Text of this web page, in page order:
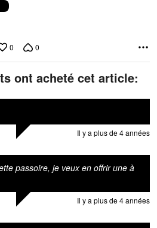
0 0
ont acheté cet article:
Il y a plus de 4 années
passoire, je veux en offrir une à
Il y a plus de 4 années